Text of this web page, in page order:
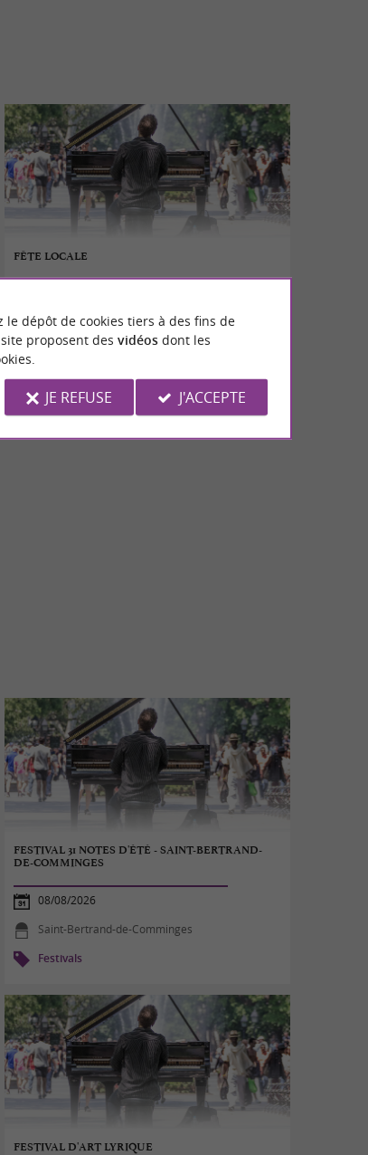
FÊTE LOCALE
Ausseing
FESTIVAL 31 NOTES D'ÉTÉ - SAINT-BERTRAND-
DE-COMMINGES
08/08/2026
Saint-Bertrand-de-Comminges
Festivals
FESTIVAL D'ART LYRIQUE
dépôt de cookies tiers à des fins de
proposent des vidéosdont les
JE REFUSE J'ACCEPTE